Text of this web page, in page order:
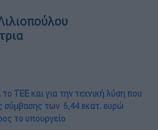
ΤΕΕ και για την τεχνική λύση που
σύμβασης των 6,44 εκατ. ευρώ
το υπουργείο